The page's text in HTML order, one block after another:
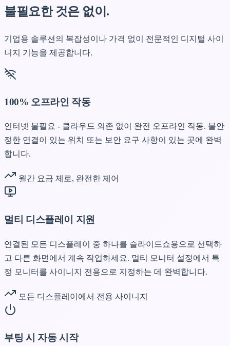
불필요한 것은 없이.
기업용 솔루션의 복잡성이나 가격 없이 전문적인 디지털 사이
니지 기능을 제공합니다.
100% 오프라인 작동
인터넷 불필요 - 클라우드 의존 없이 완전 오프라인 작동. 불안
정한 연결이 있는 위치 또는 보안 요구 사항이 있는 곳에 완벽
합니다.
월간 요금 제로, 완전한 제어
멀티 디스플레이 지원
연결된 모든 디스플레이 중 하나를 슬라이드쇼용으로 선택하
고 다른 화면에서 계속 작업하세요. 멀티 모니터 설정에서 특
정 모니터를 사이니지 전용으로 지정하는 데 완벽합니다.
모든 디스플레이에서 전용 사이니지
부팅 시 자동 시작